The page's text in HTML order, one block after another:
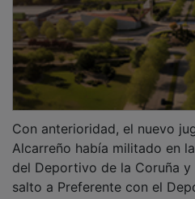
Alcarreño había militado en
del Deportivo de la Coruña y
salto a Preferente con el
Tercera con el mencionado